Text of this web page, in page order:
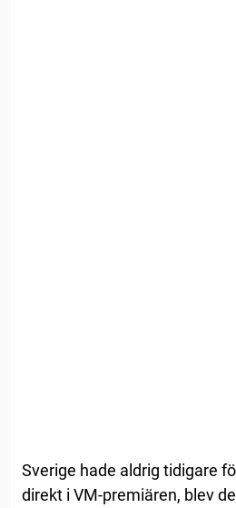
Sverige hade aldrig tidigare
direkt i VM-premiären, blev